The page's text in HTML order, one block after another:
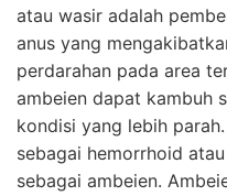
atau wasir adalah
anus yang
perdarahan pada area
ambeien dapat kambuh
kondisi yang lebih
sebagai hemorrhoid
sebagai ambeien.